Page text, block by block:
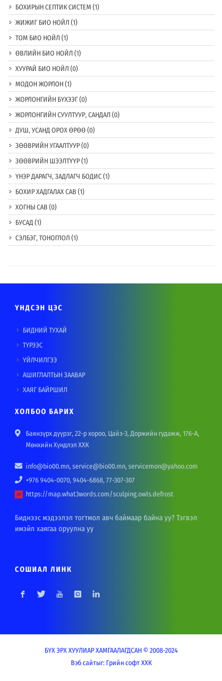
БОХИРЫН СЕПТИК СИСТЕМ(1)
ЖИЖИГ БИО НОЙЛ (1)
ТОМ БИО НОЙЛ (1)
ӨВЛИЙН БИО НОЙЛ (1)
ХУУРАЙ БИО НОЙЛ (0)
МОДОН ЖОРЛОН(1)
ЖОРЛОНГИЙН БҮХЭЭГ(0)
ЖОРЛОНГИЙН СУУЛТУУР, САНДАЛ (0)
ДУШ, УСАНД ОРОХ ӨРӨӨ (0)
ЗӨӨВРИЙН УГААЛТУУР(0)
ЗӨӨВРИЙН ШЭЭЛТҮҮР(1)
ҮНЭР ДАРАГЧ, ЗАДЛАГЧ БОДИС(1)
БОХИР ХАДГАЛАХ САВ (1)
ХОГНЫ САВ (0)
БУСАД(1)
СЭЛБЭГ, ТОНОГЛОЛ (1)
ҮНДСЭН ЦЭС
БИДНИЙ ТУХАЙ
ТҮРЭЭС
ҮЙЛЧИЛГЭЭ
АШИГЛАЛТЫН ЗААВАР
ХАЯГ БАЙРШИЛ
ХОЛБОО БАРИХ
Баянзүрх дүүрэг, 22-р хороо, Цайз-3, Доржийн гудамж, 176-А,
Мөнхийн Хүндлэл ХХК
info@bio00.mn, service@bio00.mn, servicemon@yahoo.com
+976 9404-0070, 9404-6868, 77-307-307
https://map.what3words.com/sculping.owls.defrost
Биднээс мэдээлэл тогтмол авч баймаар байна уу? Тэгвэл
имэйл хаягаа оруулна уу
СОШИАЛ ЛИНК
БҮХ ЭРХ ХУУЛИАР ХАМГААЛАГДСАН © 2008-2024
Вэб сайтыг: Грийн софт ХХК